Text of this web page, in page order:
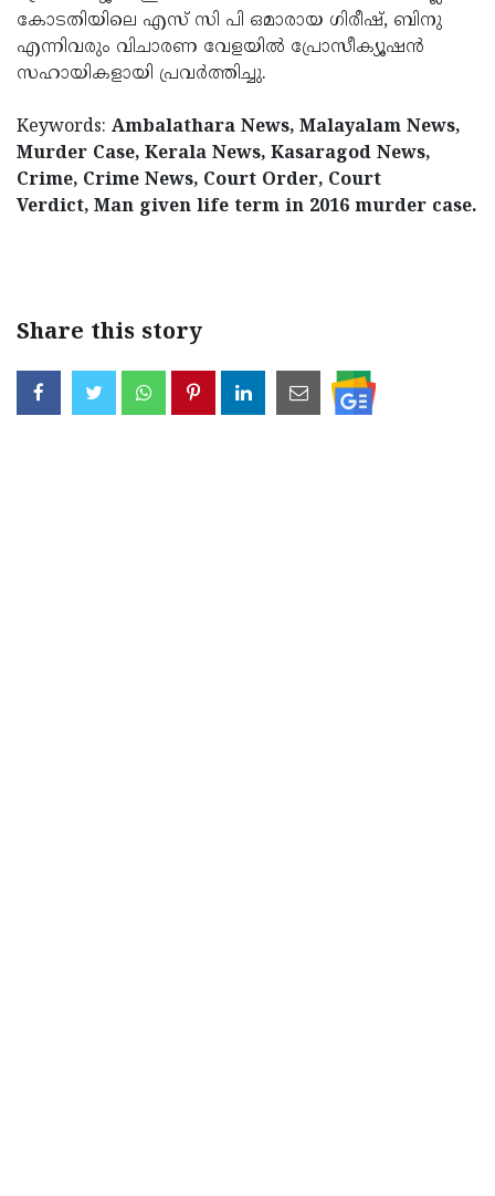
കോടതിയിലെ എസ് സി പി ഒമാരായ ഗിരീഷ്, ബിനു
എന്നിവരും വിചാരണ വേളയില്‍ പ്രോസീക്യൂഷന്‍
സഹായികളായി പ്രവര്‍ത്തിച്ചു.
Keywords: Ambalathara News, Malayalam News,
Murder Case, Kerala News, Kasaragod News,
Crime, Crime News, Court Order, Court
Verdict, Man given life term in 2016 murder case.
Share this story